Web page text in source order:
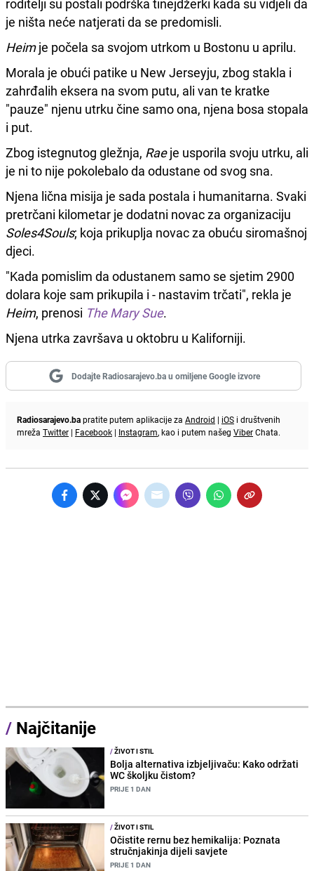
je ništa neće natjerati da se predomisli.
Heimje počela sa svojom utrkom u Bostonu u aprilu.
Morala je obući patike u New Jerseyju, zbog stakla i
zahrđalih eksera na svom putu, ali van te kratke
"pauze" njenu utrku čine samo ona, njena bosa stopala
i put.
Zbog istegnutog gležnja, Raeje usporila svoju utrku, ali
je ni to nije pokolebalo da odustane od svog sna.
Njena lična misija je sada postala i humanitarna. Svaki
pretrčani kilometar je dodatni novac za organizaciju
Soles4Souls; koja prikuplja novac za obuću siromašnoj
djeci.
"Kada pomislim da odustanem samo se sjetim 2900
dolara koje sam prikupila i - nastavim trčati", rekla je
Heim, prenosi The Mary Sue.
Njena utrka završava u oktobru u Kaliforniji.
Dodajte Radiosarajevo.ba u omiljene Google izvore
Radiosarajevo.bapratite putem aplikacije za Android | iOS i društvenih
mreža Twitter | Facebook | Instagram, kao i putem našeg ViberChata.
/ Najčitanije
/ŽIVOT I STIL
Bolja alternativa izbjeljivaču: Kako održati
WC školjku čistom?
PRIJE 1 DAN
/ŽIVOT I STIL
Očistite rernu bez hemikalija: Poznata
stručnjakinja dijeli savjete
PRIJE 1 DAN